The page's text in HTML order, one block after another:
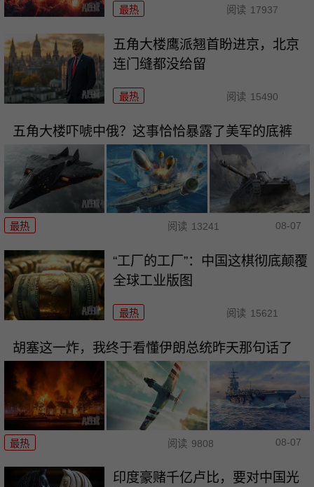
最热 阅读 17937
五角大楼鹰派翘首盼进京，北京
连门缝都没给留
最热 阅读 15490
五角大楼吓唬中俄？这事恰恰暴露了美军的底裤
最热 阅读 13241 08-07
“工厂的工厂”：中国这棋彻底颠覆
全球工业版图
最热 阅读 15621
胡塞这一炸，我终于看懂伊朗总统昨天那句话了
最热 阅读 9808 08-07
印度豪赌千亿卢比，要对中国光